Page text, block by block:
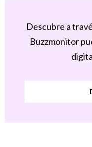
Descubre a
Buzzmonitor